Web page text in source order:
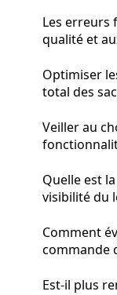
Les erreurs
qualité et
Optimiser
total des
Veiller au
Quelle est
visibilité du
Comment
commande
Est-il plus